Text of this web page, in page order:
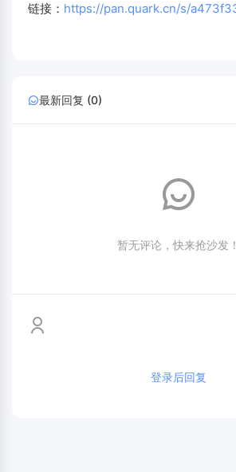
链接： https://pan.quark.cn/s/
最新回复 (0)
暂无评论，快来抢沙发！
登录后回复